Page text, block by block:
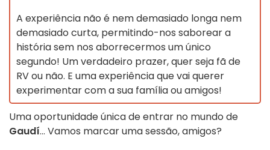
A experiência não é nem demasiado longa nem
demasiado curta, permitindo-nos saborear a
história sem nos aborrecermos um único
segundo! Um verdadeiro prazer, quer seja fã de
RV ou não. E uma experiência que vai querer
experimentar com a sua família ou amigos!
Uma oportunidade única de entrar no mundo de
Gaudí... Vamos marcar uma sessão, amigos?